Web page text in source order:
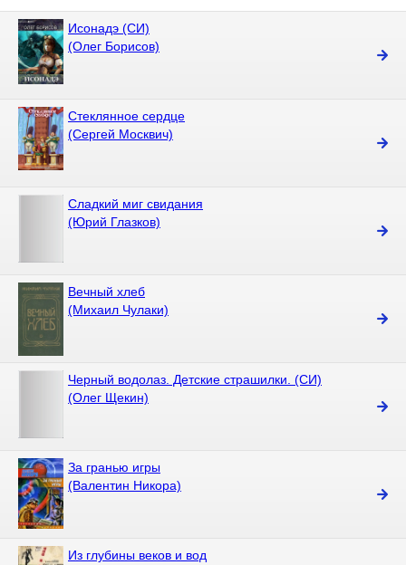
Исонадэ (СИ)
(Олег Борисов)
Стеклянное сердце
(Сергей Москвич)
Сладкий миг свидания
(Юрий Глазков)
Вечный хлеб
(Михаил Чулаки)
Черный водолаз. Детские страшилки. (СИ)
(Олег Щекин)
За гранью игры
(Валентин Никора)
Из глубины веков и вод